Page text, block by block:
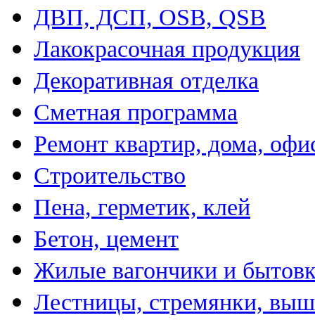
ДВП, ДСП, OSB, QSB
Лакокрасочная продукция
Декоративная отделка
Сметная программа
Ремонт квартир, дома,
Строительство
Пена, герметик, клей
Бетон, цемент
Жилые вагончики и
Лестницы, стремянки,